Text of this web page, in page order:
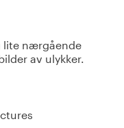
lite nærgående
av ulykker.